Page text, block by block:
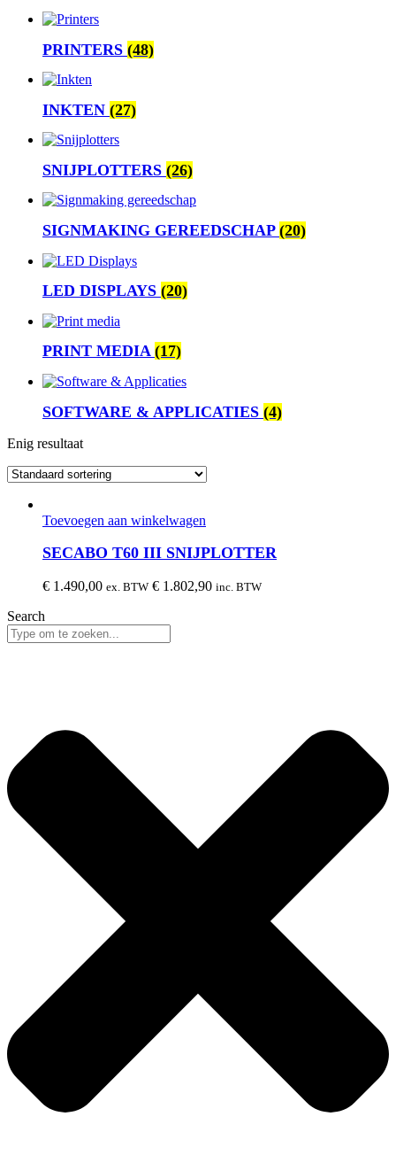
PRINTERS (48)
INKTEN (27)
SNIJPLOTTERS (26)
SIGNMAKING GEREEDSCHAP (20)
LED DISPLAYS (20)
PRINT MEDIA (17)
SOFTWARE & APPLICATIES (4)
Enig resultaat
Toevoegen aan winkelwagen
SECABO T60 III SNIJPLOTTER
€ 1.490,00 ex. BTW € 1.802,90 inc. BTW
Search